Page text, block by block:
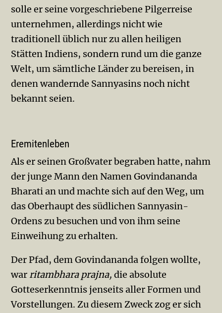
solle er seine vorgeschriebene Pilgerreise
unternehmen, allerdings nicht wie
traditionell üblich nur zu allen heiligen
Stätten Indiens, sondern rund um die ganze
Welt, um sämtliche Länder zu bereisen, in
denen wandernde Sannyasins noch nicht
bekannt seien.
Eremitenleben
Als er seinen Großvater begraben hatte, nahm
der junge Mann den Namen Govindananda
Bharati an und machte sich auf den Weg, um
das Oberhaupt des südlichen Sannyasin-
Ordens zu besuchen und von ihm seine
Einweihung zu erhalten.
Der Pfad, dem Govindananda folgen wollte,
war ritambhara prajna, die absolute
Gotteserkenntnis jenseits aller Formen und
Vorstellungen. Zu diesem Zweck zog er sich